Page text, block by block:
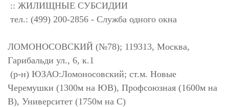
:: ЖИЛИЩНЫЕ СУБСИДИИ
тел.: (499) 200-2856 - Служба одного окна
ЛОМОНОСОВСКИЙ (№78); 119313, Москва,
Гарибальди ул., 6, к.1
(р-н) ЮЗАО:Ломоносовский; ст.м. Новые
Черемушки (1300м на ЮВ), Профсоюзная (1600м на
В), Университет (1750м на С)